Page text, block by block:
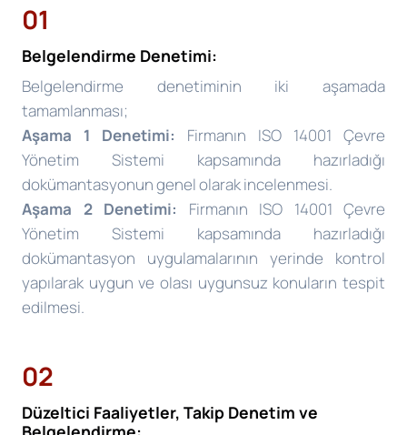
01
Belgelendirme Denetimi:
Belgelendirme denetiminin iki aşamada
tamamlanması;
Aşama 1 Denetimi: Firmanın ISO 14001 Çevre
Yönetim Sistemi kapsamında hazırladığı
dokümantasyonun genel olarak incelenmesi.
Aşama 2 Denetimi: Firmanın ISO 14001 Çevre
Yönetim Sistemi kapsamında hazırladığı
dokümantasyon uygulamalarının yerinde kontrol
yapılarak uygun ve olası uygunsuz konuların tespit
edilmesi.
02
Düzeltici Faaliyetler, Takip Denetim ve